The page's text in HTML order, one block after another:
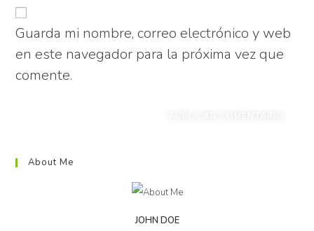
Guarda mi nombre, correo electrónico y web
en este navegador para la próxima vez que
comente.
About Me
JOHN DOE